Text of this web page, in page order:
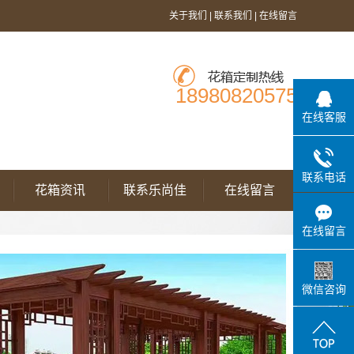
关于我们 联系我们 在线留言
18980820575
花箱资讯 联系乐尚佳 在线留言
在线客服
联系电话
在线留言
微信咨询